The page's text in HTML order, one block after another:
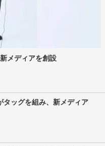
メディアを創設
タッグを組み、新メディア